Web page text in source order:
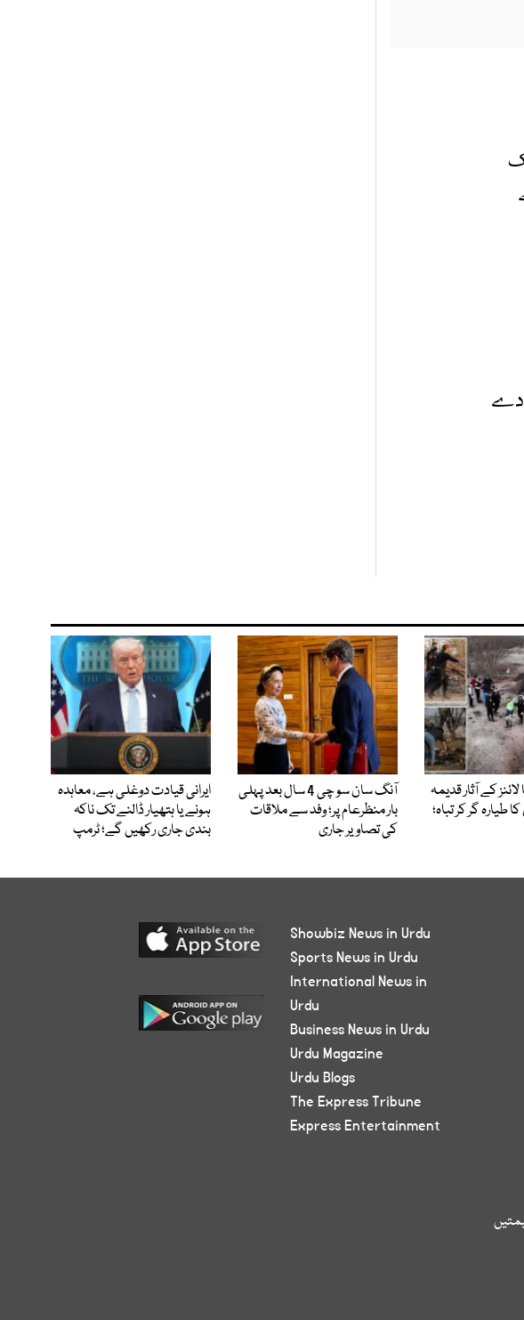
دے
لائنز کے آثار قدیمہ
طیارہ گر کر تباہ؛
آنگ سان سو چی 4 سال بعد پہلی
بار منظرعام پر؛ وفد سے ملاقات
کی تصاویر جاری
ایرانی قیادت دوغلی ہے، معاہدہ
ہونے یا ہتھیار ڈالنے تک ناکہ
بندی جاری رکھیں گے؛ ٹرمپ
Showbiz News in Urdu
Sports News in Urdu
International News in
Urdu
Business News in Urdu
Urdu Magazine
Urdu Blogs
The Express Tribune
Express Entertainment